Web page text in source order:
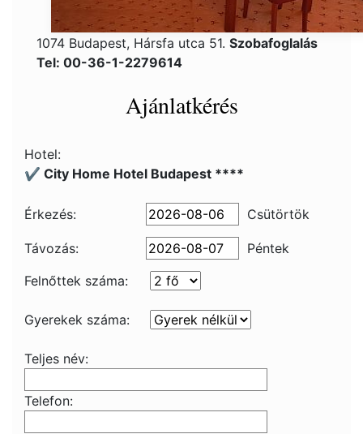
1074 Budapest, Hársfa utca 51. Szobafoglalás
Tel: 00-36-1-2279614
Ajánlatkérés
Hotel:
✔️ City Home Hotel Budapest ****
Érkezés: Csütörtök
Távozás:
Péntek
Felnőttek száma:
Gyerekek száma:
Teljes név:
Telefon: